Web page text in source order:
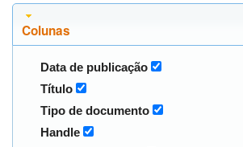
Colunas
Data de publicação
Título
Tipo de documento
Handle